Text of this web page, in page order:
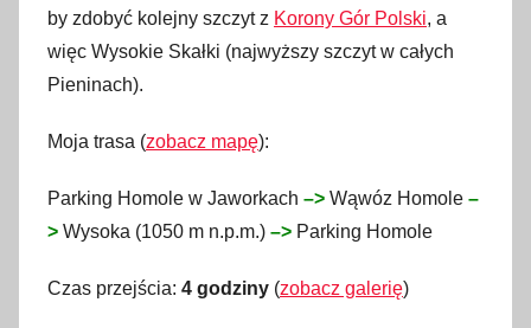
o
w
a
o
7
l
s
by zdobyć kolejny szczyt z Korony Gór Polski, a
więc Wysokie Skałki (najwyższy szczyt w całych
Pieninach).
Moja trasa (zobacz mapę):
Parking Homole w Jaworkach –> Wąwóz Homole –
> Wysoka (1050 m n.p.m.) –> Parking Homole
Czas przejścia: 4 godziny (zobacz galerię)